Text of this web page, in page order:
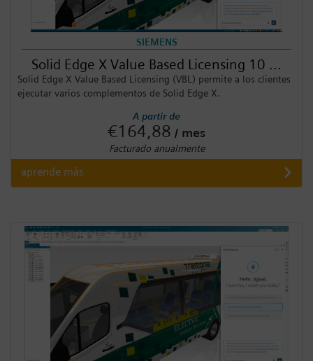
SIEMENS
Solid Edge X Value Based Licensing 10 ...
Solid Edge X Value Based Licensing (VBL) permite a los clientes
ejecutar varios complementos de Solid Edge X.
A partir de
€164,88 / mes
Facturado anualmente
aprende más